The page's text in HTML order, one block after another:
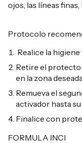
ojos, las líneas
Protocolo
Realice la higiene
Retire el
en la zona
Remueva el
activador hasta
Finalice con
FORMULA INCI